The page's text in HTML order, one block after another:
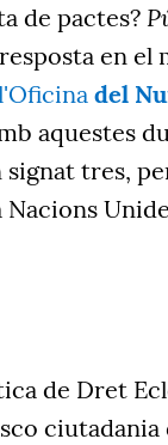
de pactes?
en el
del
aquestes
tres,
Nacions
de Dret